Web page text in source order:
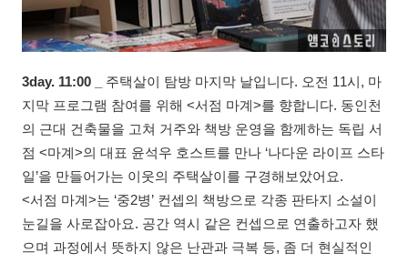
3day. 11:00 _
주택살이 탐방 마지막 날입니다. 오전 11시, 마
지막 프로그램 참여를 위해 <서점 마계>를 향합니다. 동인천
의 근대 건축물을 고쳐 거주와 책방 운영을 함께하는 독립 서
점 <마계>의 대표 윤석우 호스트를 만나 ‘나다운 라이프 스타
일’을 만들어가는 이웃의 주택살이를 구경해보았어요.
<서점 마계>는 ‘중2병’ 컨셉의 책방으로 각종 판타지 소설이
눈길을 사로잡아요. 공간 역시 같은 컨셉으로 연출하고자 했
으며 과정에서 뜻하지 않은 난관과 극복 등, 좀 더 현실적인